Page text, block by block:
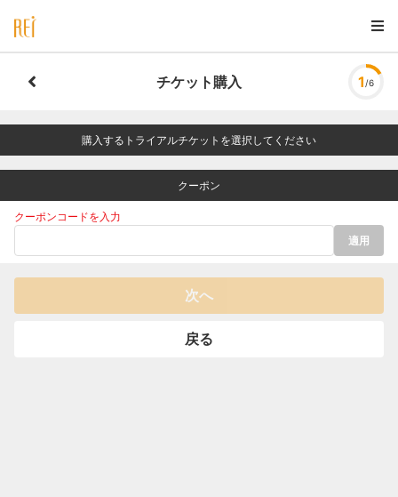
チケット購入 1 /6
購入するトライアルチケットを選択してください
クーポン
クーポンコードを入力
適用
次へ
戻る